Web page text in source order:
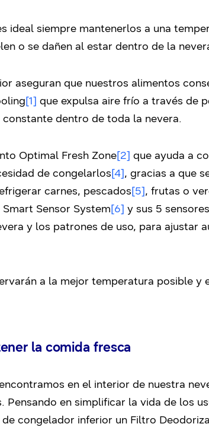
ideal siempre mantenerlos a una
o se dañen al estar dentro de la
aseguran que nuestros alimentos
[1] que expulsa aire frío a través de
dentro de toda la nevera.
Optimal Fresh Zone[2] que ayuda a
de congelarlos[4], gracias a que
carnes, pescados[5], frutas o
Sensor System[6] y sus 5
y los patrones de uso, para ajustar
a la mejor temperatura posible y
la comida fresca
en el interior de nuestra
Pensando en simplificar la vida de los
congelador inferior un Filtro